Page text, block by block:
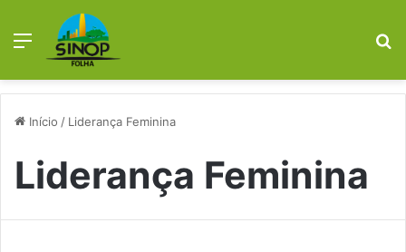
Menu
Início / Liderança Feminina
Liderança Feminina